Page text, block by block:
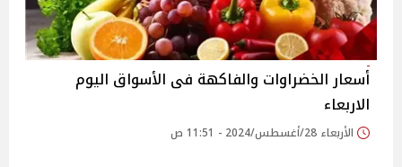
أسعار الخضراوات والفاكهة فى الأسواق‎‎ اليوم
الاربعاء
الأربعاء 28/أغسطس/2024 - 11:51 ص